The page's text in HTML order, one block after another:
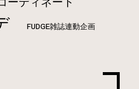
FUDGE雑誌連動企画